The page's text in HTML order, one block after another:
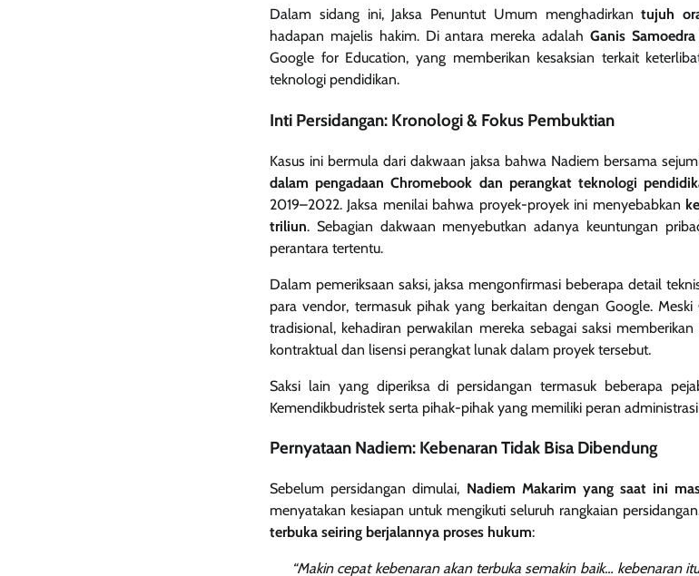
Dalam sidang ini, Jaksa Penuntut Umum menghadirkantujuh
hadapan majelis hakim. Di antara mereka adalah Ganis
Google for Education, yang memberikan kesaksian terkait
teknologi pendidikan.
Inti Persidangan: Kronologi & Fokus Pembuktian
Kasus ini bermula dari dakwaan jaksa bahwa Nadiem bersama
dalam pengadaan Chromebook dan perangkat teknologi
2019–2022. Jaksa menilai bahwa proyek-proyek ini menyebabkan
triliun. Sebagian dakwaan menyebutkan adanya keuntungan
perantara tertentu.
Dalam pemeriksaan saksi, jaksa mengonfirmasi beberapa detail
para vendor, termasuk pihak yang berkaitan dengan Google. Meski
tradisional, kehadiran perwakilan mereka sebagai saksi
kontraktual dan lisensi perangkat lunak dalam proyek tersebut.
Saksi lain yang diperiksa di persidangan termasuk beberapa
Kemendikbudristek serta pihak-pihak yang memiliki peran
Pernyataan Nadiem: Kebenaran Tidak Bisa Dibendung
Sebelum persidangan dimulai, Nadiem Makarim yang saat ini
menyatakan kesiapan untuk mengikuti seluruh rangkaian
terbuka seiring berjalannya proses hukum:
“Makin cepat kebenaran akan terbuka semakin baik… kebenaran